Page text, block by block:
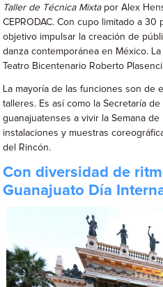
Taller de Técnica Mixtapor Alex
CEPRODAC. Con cupo limitado a
objetivo impulsar la creación de
danza contemporánea en México.
Teatro Bicentenario Roberto
La mayoría de las funciones son de
talleres. Es así como la Secretaría
guanajuatenses a vivir la Semana
instalaciones y muestras
del Rincón.
Con diversidad de
Guanajuato Día